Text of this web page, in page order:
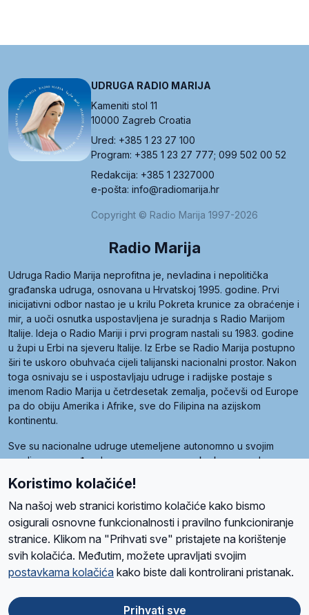
UDRUGA RADIO MARIJA
Kameniti stol 11
10000 Zagreb Croatia
Ured: +385 1 23 27 100
Program: +385 1 23 27 777; 099 502 00 52
Redakcija: +385 1 2327000
e-pošta: info@radiomarija.hr
Copyright © Radio Marija 1997-2026
Radio Marija
Udruga Radio Marija neprofitna je, nevladina i nepolitička
građanska udruga, osnovana u Hrvatskoj 1995. godine. Prvi
inicijativni odbor nastao je u krilu Pokreta krunice za obraćenje i
mir, a uoči osnutka uspostavljena je suradnja s Radio Marijom
Italije. Ideja o Radio Mariji i prvi program nastali su 1983. godine
u župi u Erbi na sjeveru Italije. Iz Erbe se Radio Marija postupno
širi te uskoro obuhvaća cijeli talijanski nacionalni prostor. Nakon
toga osnivaju se i uspostavljaju udruge i radijske postaje s
imenom Radio Marija u četrdesetak zemalja, počevši od Europe
pa do obiju Amerika i Afrike, sve do Filipina na azijskom
kontinentu.
Sve su nacionalne udruge utemeljene autonomno u svojim
zemljama, a međusobna su povezane preko krovne udruge
pod nazivom Svjetska obitelj Radio Marije (World Family of
Radio Maria). Svjetsku obitelj utemeljilo je sedam članica, među
kojima je i hrvatska Udruga Radio Marija.
O namaRadio ProgramVolonteriPrijateljiKontaktPravila privatnosti
Ova stranica je zaštićena Google reCAPTCHA sustavom
Koristimo kolačiće!
Na našoj web stranici koristimo kolačiće kako bismo
osigurali osnovne funkcionalnosti i pravilno funkcioniranje
stranice. Klikom na "Prihvati sve" pristajete na korištenje
svih kolačića. Međutim, možete upravljati svojim
postavkama kolačića kako biste dali kontrolirani pristanak.
Prihvati sve